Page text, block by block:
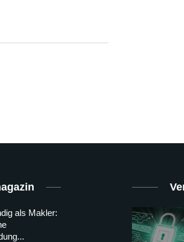
als Makler: